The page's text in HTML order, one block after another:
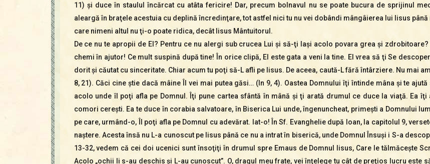
11) şi duce în staulul încărcat cu atâta fericire! Dar, precum bolnavul nu se poate bucura de sprijinul
aleargă în braţele acestuia cu deplină încredinţare, tot astfel nici tu nu vei dobândi mângâierea lui Iisus
care nimeni altul nu ţi-o poate ridica, decât Iisus Mântuitorul.
De ce nu te apropii de El? Pentru ce nu alergi sub crucea Lui şi să-ţi laşi acolo povara grea şi
chemi în ajutor! Ce mult suspină după tine! În orice clipă, El este gata a veni la tine. El vrea să ţi Se
dorit şi căutat cu sinceritate. Chiar acum tu poţi să-L afli pe Iisus. De aceea, caută-L fără întârziere. Nu mai
8, 21). Căci cine ştie dacă mâine Îl vei mai putea găsi… (In 9, 4). Oastea Domnului îţi întinde mâna şi te
acolo unde îl poţi afla pe Domnul. Îţi pune cartea sfântă în mână şi ţi arată drumul ce duce la viaţă. Ea
comori cereşti. Ea te duce în corabia salvatoare, în Biserica Lui unde, îngenuncheat, primeşti a Domnului
pe care, urmând-o, Îl poţi afla pe Domnul cu adevărat. Iat-o! În Sf. Evanghelie după Ioan, la capitolul 9,
naştere. Acesta însă nu L-a cunoscut pe Iisus până ce nu a intrat în biserică, unde Domnul Însuşi i S-a
13-32, vedem că cei doi ucenici sunt însoţiţi în drumul spre Emaus de Domnul Iisus, Care le tălmăceşte
Acolo „ochii li s-au deschis şi L-au cunoscut”. O, dragul meu frate, vei înţelege tu cât de preţios lucru este